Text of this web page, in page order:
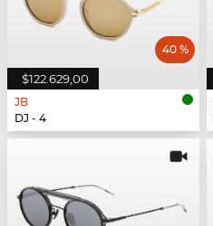
$122.629,00
40 %
JB
DJ - 4